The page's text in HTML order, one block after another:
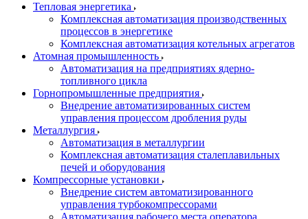
Тепловая энергетика
Комплексная автоматизация производственных
процессов в энергетике
Комплексная автоматизация котельных агрегатов
Атомная промышленность
Автоматизация на предприятиях ядерно-
топливного цикла
Горнопромышленные предприятия
Внедрение автоматизированных систем
управления процессом дробления руды
Металлургия
Автоматизация в металлургии
Комплексная автоматизация сталеплавильных
печей и оборудования
Компрессорные установки
Внедрение систем автоматизированного
управления турбокомпрессорами
Автоматизация рабочего места оператора